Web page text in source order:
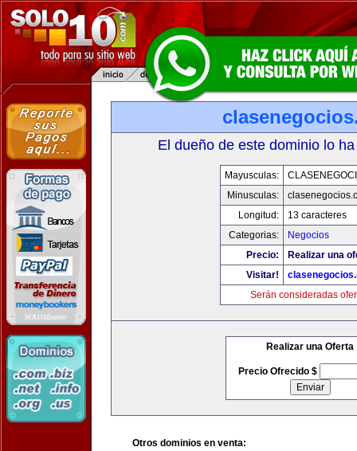
El dueño de este dominio lo
Mayusculas:
Minusculas:
Longitud:
13 caracteres
Categorias:
Negocios
Precio:
Realizar una
Visitar!
Serán consideradas
Realizar una Oferta
Precio Ofrecido $
Otros dominios en venta: